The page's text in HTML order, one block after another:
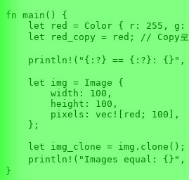
fn main () {
let
red = Color { r: 255 , g:
let
red_copy = red; // Copy
println! ( "{:?} == {:?}: {}" ,
let img = Image {
        width:
100 ,
        height:
100 ,
        pixels:
vec! [red; 100 ],
    };
let img_clone = img. clone ();
println! ( "Images equal: {}" ,